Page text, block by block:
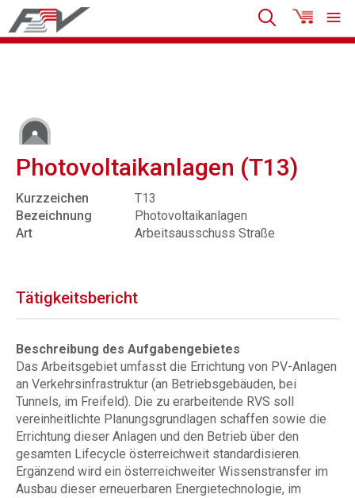
Photovoltaikanlagen (T13)
Kurzzeichen
T13
Bezeichnung
Photovoltaikanlagen
Art
Arbeitsausschuss Straße
Tätigkeitsbericht
Beschreibung des Aufgabengebietes
Das Arbeitsgebiet umfasst die Errichtung von PV-Anlagen
an Verkehrsinfrastruktur (an Betriebsgebäuden, bei
Tunnels, im Freifeld). Die zu erarbeitende RVS soll
vereinheitlichte Planungsgrundlagen schaffen sowie die
Errichtung dieser Anlagen und den Betrieb über den
gesamten Lifecycle österreichweit standardisieren.
Ergänzend wird ein österreichweiter Wissenstransfer im
Ausbau dieser erneuerbaren Energietechnologie, im